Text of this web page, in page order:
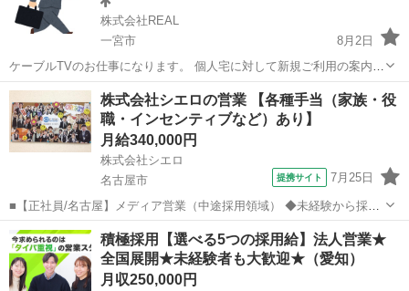
株式会社REAL
一宮市
8月2日
ケーブルTVのお仕事になります。 個人宅に対して新規ご利用の案内を
していただきます。既に一宮市に幅広く浸透しており、非常に活動し
易い環境ですので未経験者でもすぐに慣れます。営業としては珍し
く、簡単かつ高収入なので、とにかく稼...
愛知 一宮市 代理店営業 30万
株式会社シエロの営業 【各種手当（家族・役
職・インセンティブなど）あり】
月給340,000円
株式会社シエロ
名古屋市
提携サイト 7月25日
■【正社員/名古屋】メディア営業（中途採用領域） ◆未経験から採用
のプロへ！ 多数の商材からクライアントに最適な提案が可能◎ 求人広
告やスカウト媒体を用いて、業界問わず様々なクライアントの採用支
援を行います。 代理店として取...
愛知 名古屋市 代理店営業
積極採用【選べる5つの採用給】法人営業★
全国展開★未経験者も大歓迎★（愛知）
月収250,000円